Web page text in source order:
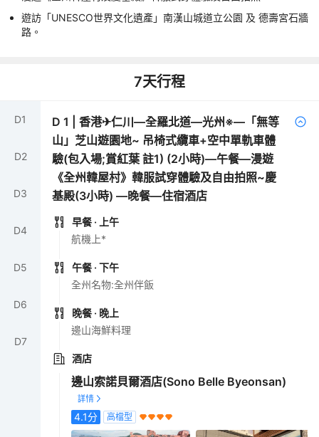
遊訪「UNESCO世界文化遺產」南漢山城道立公園 及 德壽宮石牆
路。
7天行程
D1
D2
D3
D4
D5
D6
D7
D1 |香港✈仁川—全羅北道—光州※—「無等
山」芝山遊園地~ 吊椅式纜車+空中單軌車體
驗(包入場;賞紅葉 註1) (2小時)—午餐—漫遊
《全州韓屋村》韓服試穿體驗及自由拍照~慶
基殿(3小時) —晚餐—住宿酒店
早餐 · 上午
航機上*
午餐 · 下午
全州名物:全州伴飯
晚餐 · 晚上
邊山海鮮料理
酒店
邊山索諾貝爾酒店(Sono Belle Byeonsan)
4.1分 高檔型